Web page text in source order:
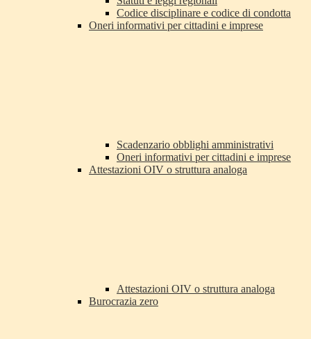
Codice disciplinare e codice di condotta
Oneri informativi per cittadini e imprese
Scadenzario obblighi amministrativi
Oneri informativi per cittadini e imprese
Attestazioni OIV o struttura analoga
Attestazioni OIV o struttura analoga
Burocrazia zero